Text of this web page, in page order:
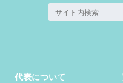
代表について